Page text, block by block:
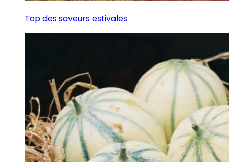
Top des saveurs estivales